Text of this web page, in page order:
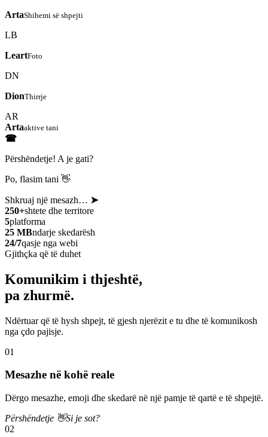
ArtaShihemi së shpejti
LB
LeartFoto
DN
DionThirrje
AR
Artaaktive tani
☎
Përshëndetje! A je gati?
Po, flasim tani 👋
Shkruaj një mesazh… ➤
250+shtete dhe territore
5platforma
25 MBndarje skedarësh
24/7qasje nga webi
Gjithçka që të duhet
Komunikim i thjeshtë,
pa zhurmë.
Ndërtuar që të hysh shpejt, të gjesh njerëzit e tu dhe të komunikosh
nga çdo pajisje.
01
Mesazhe në kohë reale
Dërgo mesazhe, emoji dhe skedarë në një pamje të qartë e të shpejtë.
Përshëndetje 👋Si je sot?
02